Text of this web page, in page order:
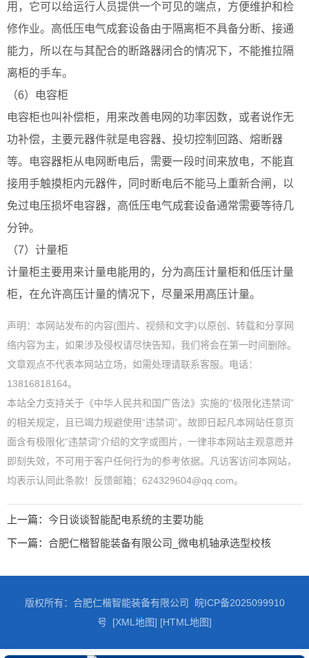
用，它可以给运行人员提供一个可见的端点，方便维护和检
修作业。高低压电气成套设备由于隔离柜不具备分断、接通
能力，所以在与其配合的断路器闭合的情况下，不能推拉隔
离柜的手车。
（6）电容柜
电容柜也叫补偿柜，用来改善电网的功率因数，或者说作无
功补偿，主要元器件就是电容器、投切控制回路、熔断器
等。电容器柜从电网断电后，需要一段时间来放电，不能直
接用手触摸柜内元器件，同时断电后不能马上重新合闸，以
免过电压损坏电容器，高低压电气成套设备通常需要等待几
分钟。
（7）计量柜
计量柜主要用来计量电能用的，分为高压计量柜和低压计量
柜，在允许高压计量的情况下，尽量采用高压计量。
声明：本网站发布的内容(图片、视频和文字)以原创、转载和分享网
络内容为主，如果涉及侵权请尽快告知，我们将会在第一时间删除。
文章观点不代表本网站立场，如需处理请联系客服。电话：
13816818164。
本站全力支持关于《中华人民共和国广告法》实施的“极限化违禁词”
的相关规定，且已竭力规避使用“违禁词”。故即日起凡本网站任意页
面含有极限化“违禁词”介绍的文字或图片，一律非本网站主观意愿并
即刻失效，不可用于客户任何行为的参考依据。凡访客访问本网站，
均表示认同此条款！反馈邮箱：624329604@qq.com。
上一篇： 今日谈谈智能配电系统的主要功能
下一篇： 合肥仁楷智能装备有限公司_微电机轴承选型校核
版权所有：合肥仁楷智能装备有限公司 皖ICP备2025099910
号
[XML地图] [HTML地图]